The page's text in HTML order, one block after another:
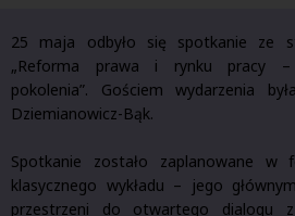
25 maja odbyło się spotkanie ze
„Reforma prawa i rynku pracy –
pokolenia”. Gościem wydarzenia
Dziemianowicz-Bąk.
Spotkanie zostało zaplanowane w
klasycznego wykładu – jego
przestrzeni do otwartego dialogu z